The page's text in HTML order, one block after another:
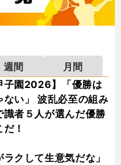
週間
月間
子園2026】「優勝は
ない」 波乱必至の組み
識者５人が選んだ優勝
！
ラクして生意気だな」